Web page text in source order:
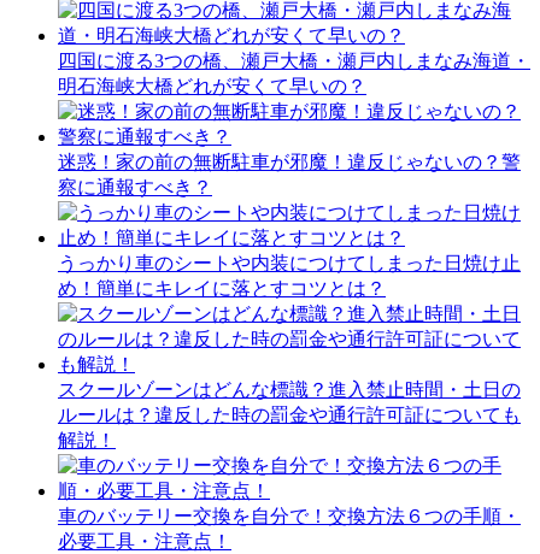
四国に渡る3つの橋、瀬戸大橋・瀬戸内しまなみ海道・
明石海峡大橋どれが安くて早いの？
迷惑！家の前の無断駐車が邪魔！違反じゃないの？警
察に通報すべき？
うっかり車のシートや内装につけてしまった日焼け止
め！簡単にキレイに落とすコツとは？
スクールゾーンはどんな標識？進入禁止時間・土日の
ルールは？違反した時の罰金や通行許可証についても
解説！
車のバッテリー交換を自分で！交換方法６つの手順・
必要工具・注意点！